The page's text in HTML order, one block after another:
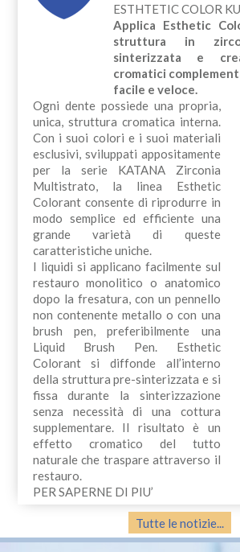
ESTHTETIC COLOR
Applica Esthetic
struttura in
sinterizzata e
cromatici
facile e veloce.
Ogni dente possiede una propria,
unica, struttura cromatica interna.
Con i suoi colori e i suoi materiali
esclusivi, sviluppati appositamente
per la serie KATANA Zirconia
Multistrato, la linea Esthetic
Colorant consente di riprodurre in
modo semplice ed efficiente una
grande varietà di queste
caratteristiche uniche.
I liquidi si applicano facilmente sul
restauro monolitico o anatomico
dopo la fresatura, con un pennello
non contenente metallo o con una
brush pen, preferibilmente una
Liquid Brush Pen. Esthetic
Colorant si diffonde all’interno
della struttura pre-sinterizzata e si
fissa durante la sinterizzazione
senza necessità di una cottura
supplementare. Il risultato è un
effetto cromatico del tutto
naturale che traspare attraverso il
restauro.
PER SAPERNE DI PIU’
Tutte le notizie...